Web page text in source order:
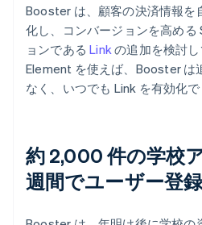
Booster は、顧客の決済情報を
化し、コンバージョンを高め
ョンであるLink の追加を検討
Element を使えば、Booster は
なく、いつでも Link を有効化で
約 2,000 件の学校
週間でユーザー登録